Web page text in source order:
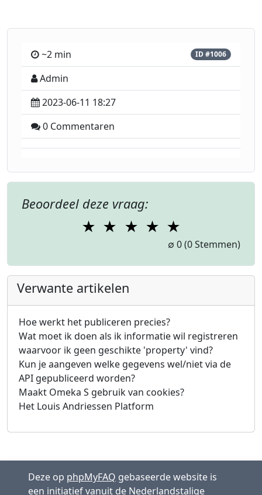
~2 min ID #1006
Admin
2023-06-11 18:27
0 Commentaren
Beoordeel deze vraag:
★ ★ ★
3 Stars
★
4 Stars
★
5 Stars
∅ 0(0 Stemmen)
Verwante artikelen
Hoe werkt het publiceren precies?
Wat moet ik doen als ik informatie wil registreren
waarvoor ik geen geschikte 'property' vind?
Kun je aangeven welke gegevens wel/niet via de
API gepubliceerd worden?
Maakt Omeka S gebruik van cookies?
Het Louis Andriessen Platform
Deze op phpMyFAQ gebaseerde website is
een initiatief vanuit de Nederlandstalige